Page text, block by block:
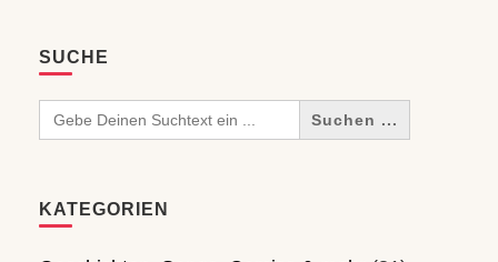
SUCHE
Search
for:
KATEGORIEN